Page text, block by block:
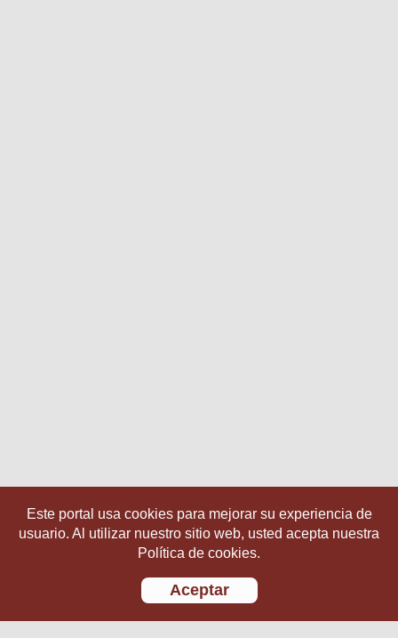
Este portal usa cookies para mejorar su experiencia de
usuario. Al utilizar nuestro sitio web, usted acepta nuestra
Política de cookies.
Aceptar